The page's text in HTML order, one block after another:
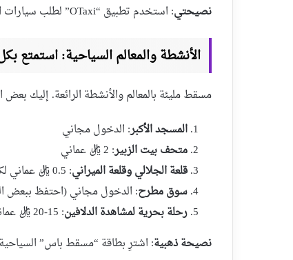
نصيحتي: استخدم تطبيق “OTaxi” لطلب سيارات الأجرة بأسعار معقولة.
الأنشطة والمعالم السياحية: استمتع
مسقط مليئة بالمعالم والأنشطة الرائعة. إليك بعض
المسجد الأكبر: الدخول مجاني
متحف بيت الزبير: 2 ريال عماني
قلعة الجلالي وقلعة الميراني: 0.5 ريال عماني لكل منهما
سوق مطرح: الدخول مجاني (احتفظ ببعض
رحلة بحرية لمشاهدة الدلافين: 15-20 ريال عماني
نصيحة ذهبية: اشترِ بطاقة “مسقط باس”